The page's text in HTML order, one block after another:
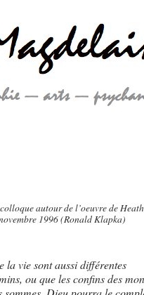
autour de l’oeuvre de
1996 (Ronald Klapka)
la vie sont aussi différentes
ou que les confins des